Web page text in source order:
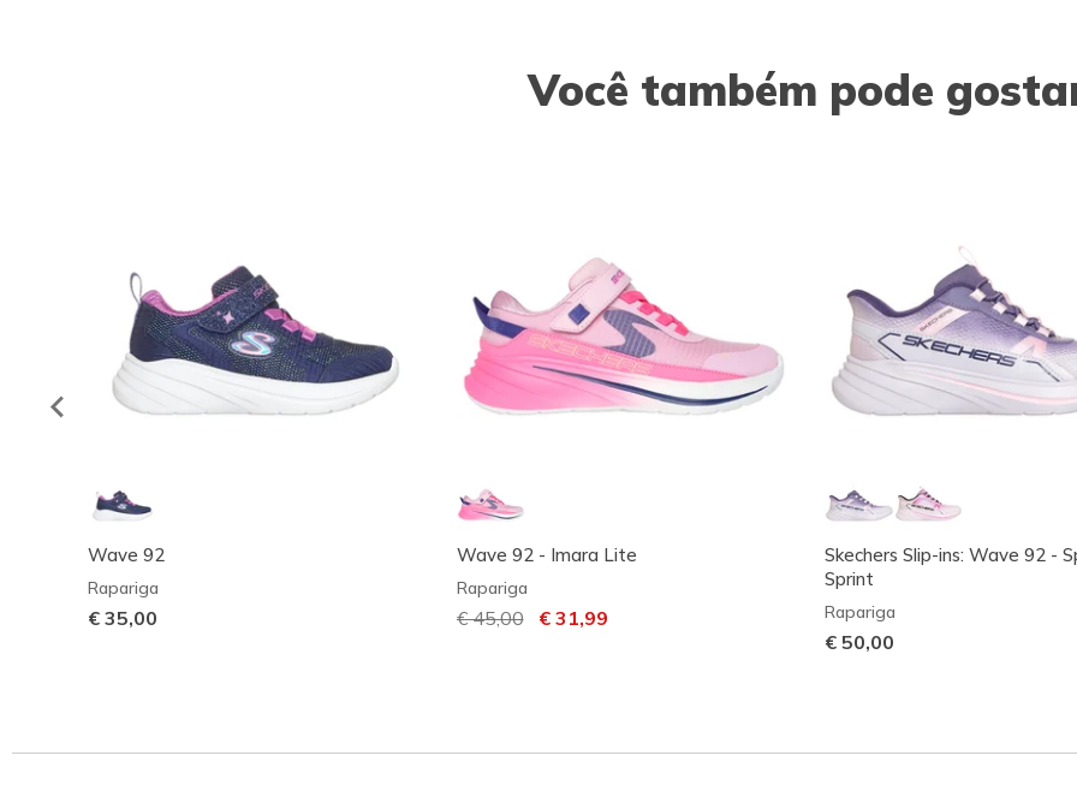
Você também pode
Wave 92
Rapariga
€ 35,00
Wave 92 - Imara Lite
Rapariga
Preço com desconto de
€ 45,00para
€ 31,99
Skechers Slip-ins: Wave 92 -
Sprint
Rapariga
€ 50,00